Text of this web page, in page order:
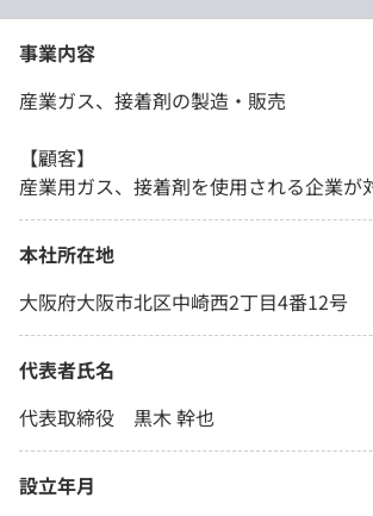
事業内容
産業ガス、接着剤の製造・販売
【顧客】
産業用ガス、接着剤を使用される企業が
本社所在地
大阪府大阪市北区中崎西2丁目4番12号
代表者氏名
代表取締役 黒木 幹也
設立年月